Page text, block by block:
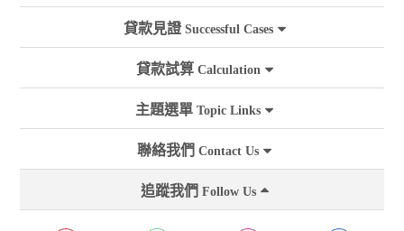
貸款見證 Successful Cases
貸款試算 Calculation
主題選單 Topic Links
聯絡我們 Contact Us
追蹤我們 Follow Us